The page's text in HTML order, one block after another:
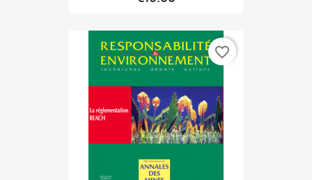
favorite_border